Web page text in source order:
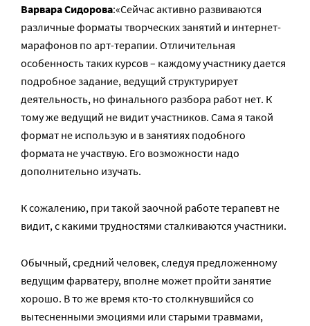
Варвара Сидорова:«Сейчас активно развиваются
различные форматы творческих занятий и интернет-
марафонов по арт-терапии. Отличительная
особенность таких курсов – каждому участнику дается
подробное задание, ведущий структурирует
деятельность, но финального разбора работ нет. К
тому же ведущий не видит участников. Сама я такой
формат не использую и в занятиях подобного
формата не участвую. Его возможности надо
дополнительно изучать.
К сожалению, при такой заочной работе терапевт не
видит, с какими трудностями сталкиваются участники.
Обычный, средний человек, следуя предложенному
ведущим фарватеру, вполне может пройти занятие
хорошо. В то же время кто-то столкнувшийся со
вытесненными эмоциями или старыми травмами,